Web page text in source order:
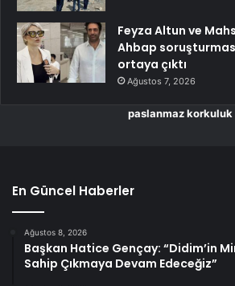
Feyza Altun ve
Ahbap
ortaya çıktı
Ağustos 7, 2026
paslanmaz korkuluk
En Güncel Haberler
Ağustos 8, 2026
Başkan Hatice Gençay: “Didim’in
Sahip Çıkmaya Devam Edeceğiz”